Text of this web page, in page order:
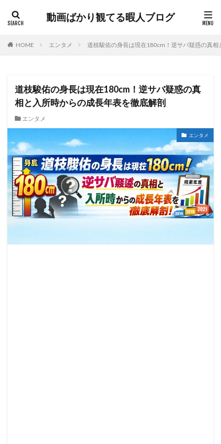
動画ばかり観てる暇人ブログ
HOME エンタメ 道枝駿佑の身長は現在180cm！逆サバ疑惑の真
道枝駿佑の身長は現在180cm！逆サバ疑惑の真
相と入所時からの成長年表を徹底解剖
エンタメ
エンタメ